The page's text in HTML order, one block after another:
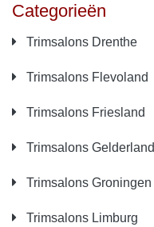
Categorieën
Trimsalons Drenthe
Trimsalons Flevoland
Trimsalons Friesland
Trimsalons Gelderland
Trimsalons Groningen
Trimsalons Limburg